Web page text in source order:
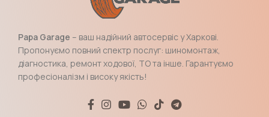
Papa Garage – ваш надійний автосервіс у Харкові.
Пропонуємо повний спектр послуг: шиномонтаж,
діагностика, ремонт ходової, ТО та інше. Гарантуємо
професіоналізм і високу якість!